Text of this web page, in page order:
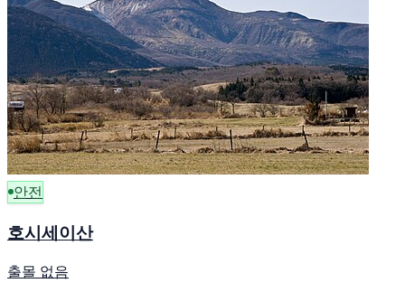
안전
호시세이산
출몰 없음